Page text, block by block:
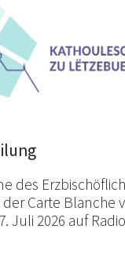
des
Carte Blanche
Juli 2026 auf